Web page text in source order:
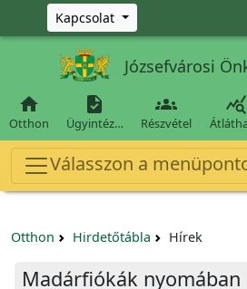
Ugrás a fő tartalomra
Kapcsolat
Józsefvárosi

Otthon

Ügyintéz…

Részvétel

Válasszon a
Otthon Hirdetőtábla Hírek
Madárfiókák nyomában